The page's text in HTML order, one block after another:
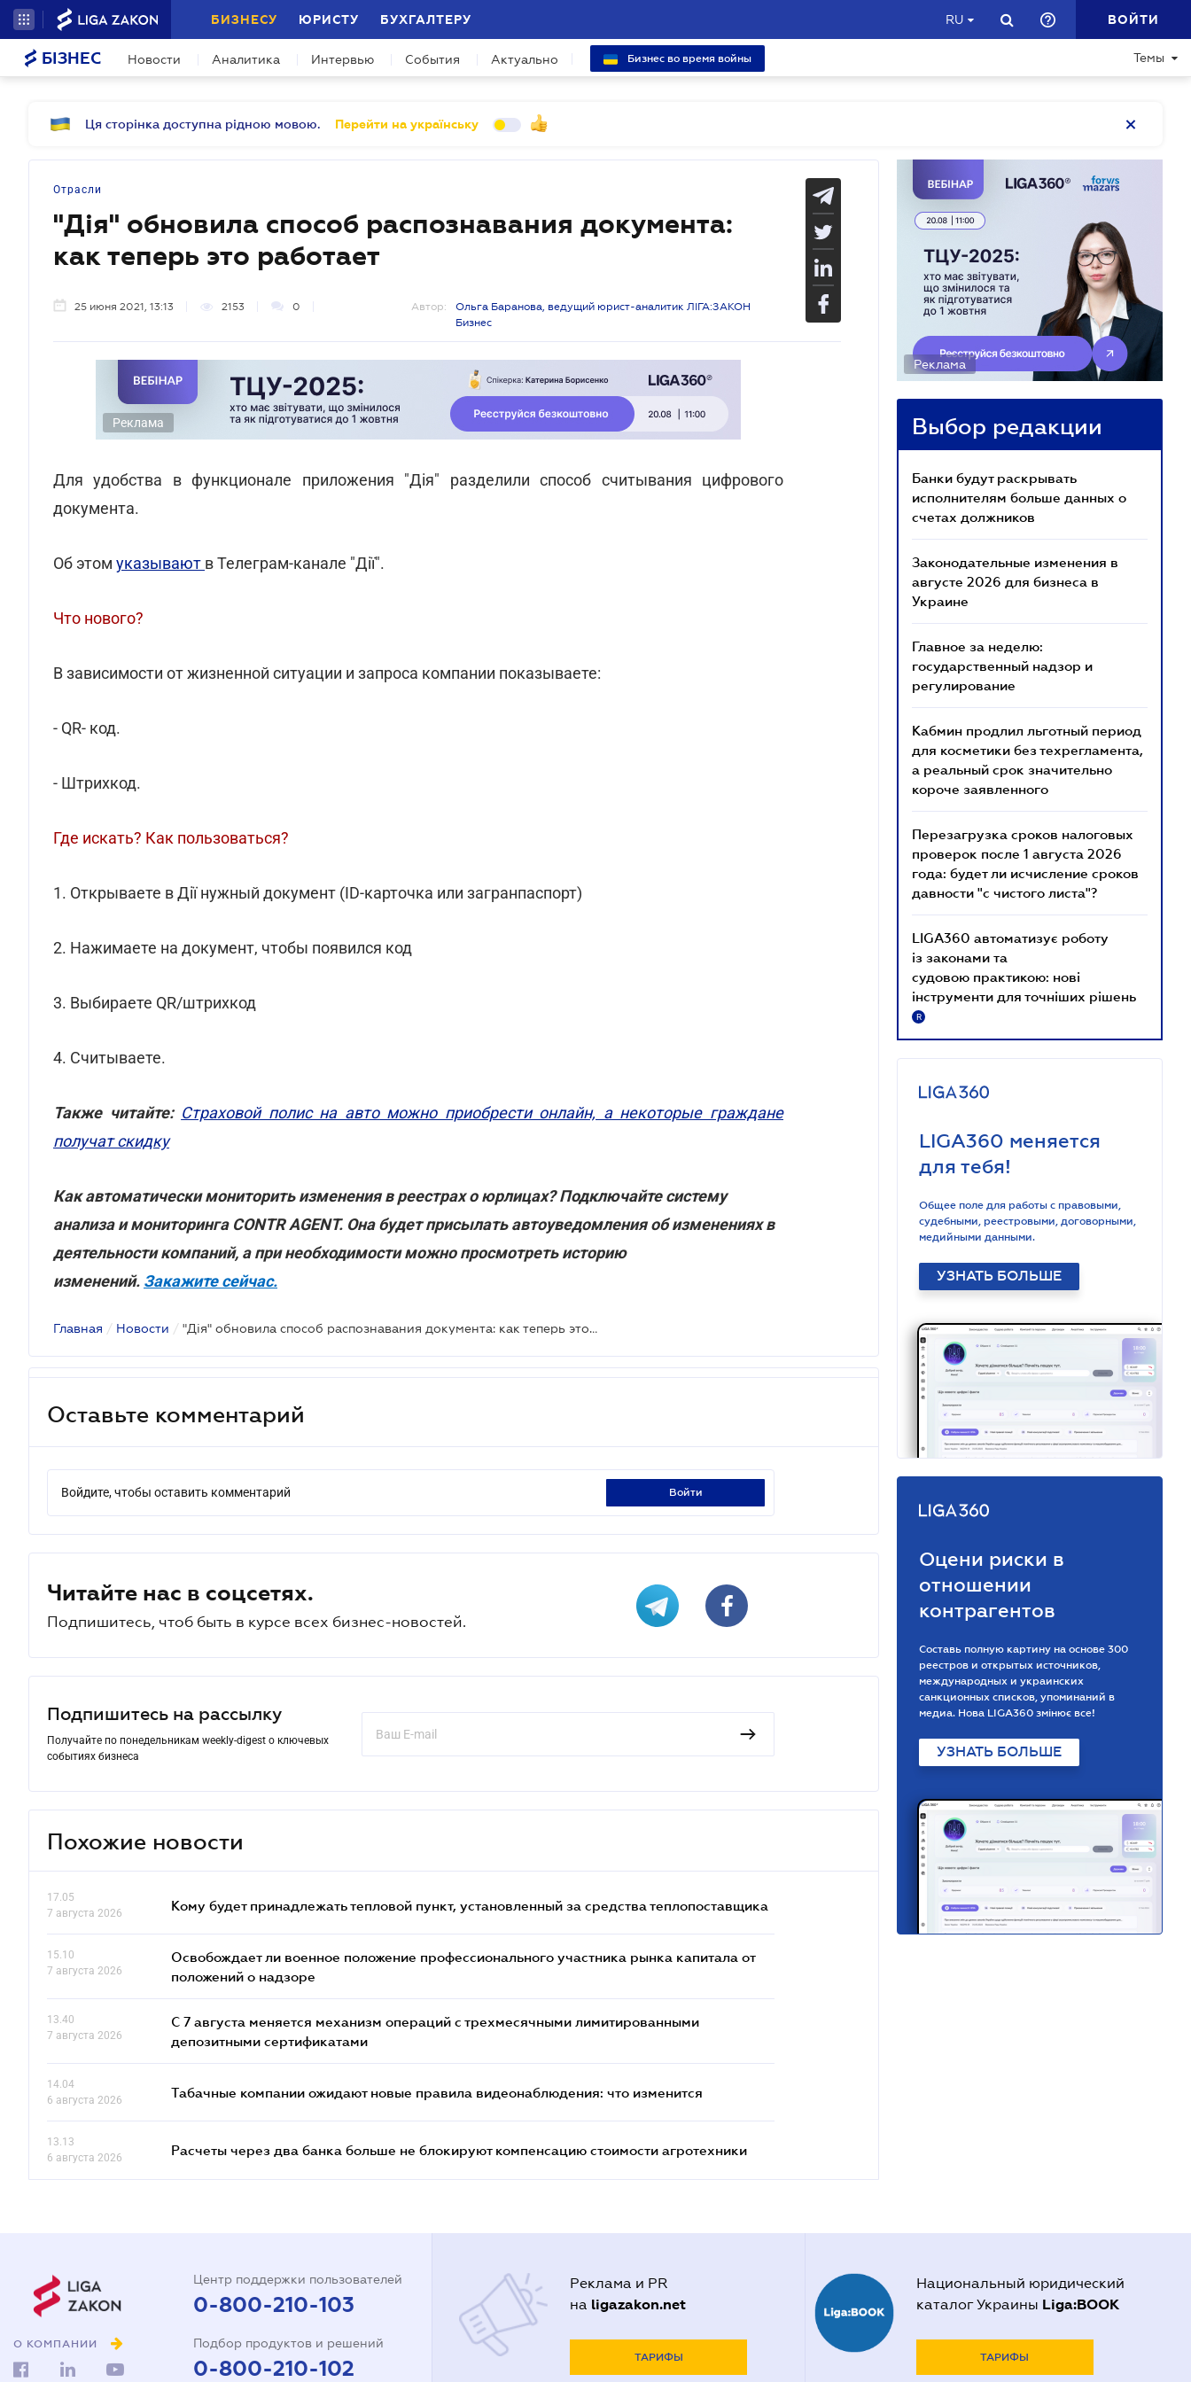
БИЗНЕСУ ЮРИСТУ БУХГАЛТЕРУ RU ВОЙТИ
БІЗНЕС Новости Аналитика Интервью События Актуально Бизнес во время войны Темы
Ця сторінка доступна рідною мовою. Перейти на українську
Отрасли
"Дія" обновила способ распознавания документа:
как теперь это работает
25 июня 2021, 13:13 2153 0 Автор:
Ольга Баранова, ведущий юрист-аналитик ЛІГА:ЗАКОН
Бизнес
Реклама
Для удобства в функционале приложения "Дія" разделили способ считывания цифрового
документа.
Об этом указывают в Телеграм-канале "Дії".
Что нового?
В зависимости от жизненной ситуации и запроса компании показываете:
- QR- код.
- Штрихкод.
Где искать? Как пользоваться?
1. Открываете в Дії нужный документ (ID-карточка или загранпаспорт)
2. Нажимаете на документ, чтобы появился код
3. Выбираете QR/штрихкод
4. Считываете.
Также читайте: Страховой полис на авто можно приобрести онлайн, а некоторые граждане
получат скидку
Как автоматически мониторить изменения в реестрах о юрлицах? Подключайте систему
анализа и мониторинга CONTR AGENT. Она будет присылать автоуведомления об изменениях в
деятельности компаний, а при необходимости можно просмотреть историю
изменений. Закажите сейчас.
Главная / Новости / "Дія" обновила способ распознавания документа: как теперь это работает
Оставьте комментарий
Войдите, чтобы оставить комментарий войти
Читайте нас в соцсетях.
Подпишитесь, чтоб быть в курсе всех бизнес-новостей.
Подпишитесь на рассылку
Получайте по понедельникам weekly-digest о ключевых
событиях бизнеса
Похожие новости
17.05
7 августа 2026
Кому будет принадлежать тепловой пункт, установленный за средства теплопоставщика
15.10
7 августа 2026
Освобождает ли военное положение профессионального участника рынка капитала от
положений о надзоре
13.40
7 августа 2026
С 7 августа меняется механизм операций с трехмесячными лимитированными
депозитными сертификатами
14.04
6 августа 2026
Табачные компании ожидают новые правила видеонаблюдения: что изменится
13.13
6 августа 2026
Расчеты через два банка больше не блокируют компенсацию стоимости агротехники
Реклама
Выбор редакции
Банки будут раскрывать
исполнителям больше данных о
счетах должников
Законодательные изменения в
августе 2026 для бизнеса в
Украине
Главное за неделю:
государственный надзор и
регулирование
Кабмин продлил льготный период
для косметики без техрегламента,
а реальный срок значительно
короче заявленного
Перезагрузка сроков налоговых
проверок после 1 августа 2026
года: будет ли исчисление сроков
давности "с чистого листа"?
LIGA360 автоматизує роботу
із законами та
судовою практикою: нові
інструменти для точніших рішень
R
LIGA360 меняется
для тебя!
Общее поле для работы с правовыми,
судебными, реестровыми, договорными,
медийными данными.
УЗНАТЬ БОЛЬШЕ
Оцени риски в
отношении
контрагентов
Составь полную картину на основе 300
реестров и открытых источников,
международных и украинских
санкционных списков, упоминаний в
медиа. Нова LIGA360 змінює все!
УЗНАТЬ БОЛЬШЕ
О КОМПАНИИ
Центр поддержки пользователей
0-800-210-103
Подбор продуктов и решений
0-800-210-102
Реклама и PR
на ligazakon.net
ТАРИФЫ
Национальный юридический
каталог Украины Liga:BOOK
ТАРИФЫ